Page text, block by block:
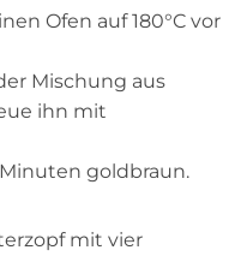
Ofen auf 180°C vor
Mischung aus
ihn mit
goldbraun.
mit vier